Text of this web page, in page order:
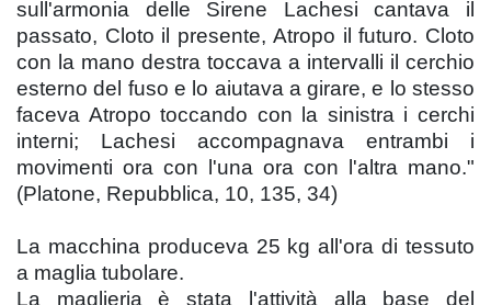
sull'armonia delle Sirene Lachesi cantava il
passato, Cloto il presente, Atropo il futuro. Cloto
con la mano destra toccava a intervalli il cerchio
esterno del fuso e lo aiutava a girare, e lo stesso
faceva Atropo toccando con la sinistra i cerchi
interni; Lachesi accompagnava entrambi i
movimenti ora con l'una ora con l'altra mano."
(Platone, Repubblica, 10, 135, 34)
La macchina produceva 25 kg all'ora di tessuto
a maglia tubolare.
La maglieria è stata l'attività alla base del